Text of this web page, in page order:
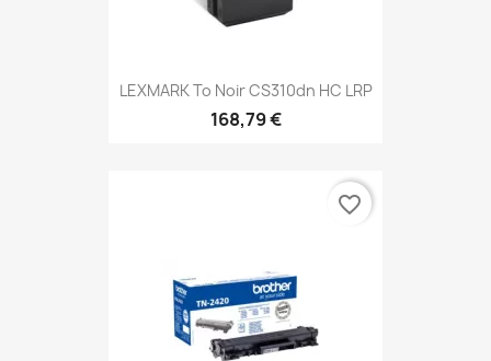
LEXMARK To Noir CS310dn HC LRP
168,79 €
favorite_border